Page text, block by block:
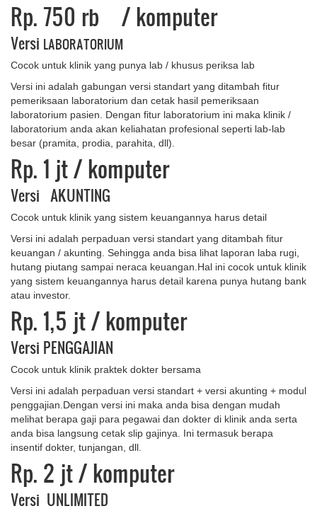
Rp. 750 rb / komputer
Versi LABORATORIUM
Cocok untuk klinik yang punya lab / khusus periksa lab
Versi ini adalah gabungan versi standart yang ditambah fitur
pemeriksaan laboratorium dan cetak hasil pemeriksaan
laboratorium pasien. Dengan fitur laboratorium ini maka klinik /
laboratorium anda akan keliahatan profesional seperti lab-lab
besar (pramita, prodia, parahita, dll).
Rp. 1 ​jt/ komputer
Versi AKUNTING
Cocok untuk klinik yang sistem keuangannya harus detail
Versi ini adalah perpaduan versi standart yang ditambah fitur
keuangan / akunting. Sehingga anda bisa lihat laporan laba rugi,
hutang piutang sampai neraca keuangan.Hal ini cocok untuk klinik
yang sistem keuangannya harus detail karena punya hutang bank
atau investor.
Rp. 1,5 jt/ komputer
Versi PENGGAJIAN
Cocok untuk klinik praktek dokter bersama
Versi ini adalah perpaduan versi standart + versi akunting + modul
penggajian.Dengan versi ini maka anda bisa dengan mudah
melihat berapa gaji para pegawai dan dokter di klinik anda serta
anda bisa langsung cetak slip gajinya. Ini termasuk berapa
insentif dokter, tunjangan, dll.
Rp. 2 jt/ komputer
Versi UNLIMITED